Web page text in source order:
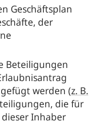
Geschäftsplan
der
Beteiligungen
werden (z. B.
die für
Inhaber